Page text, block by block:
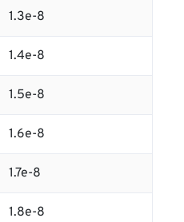
1.3e-8
1.4e-8
1.5e-8
1.6e-8
1.7e-8
1.8e-8